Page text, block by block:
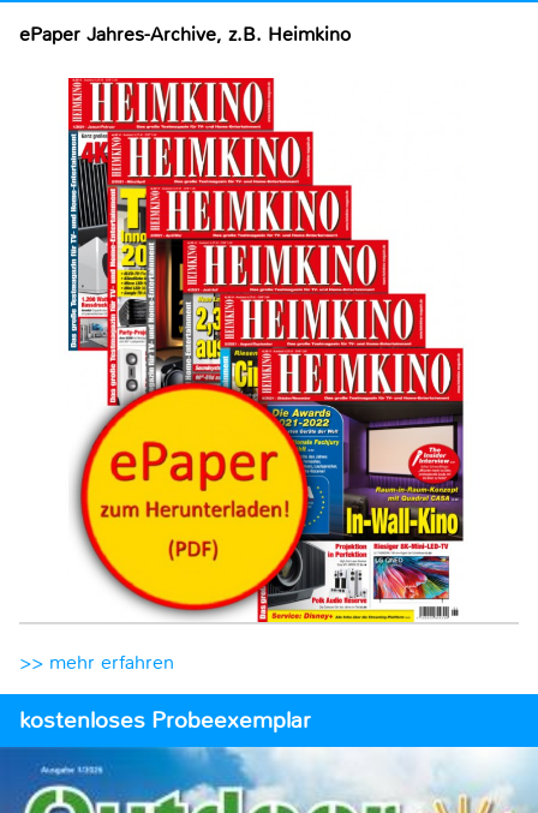
ePaper Jahres-Archive, z.B. Heimkino
>> mehr erfahren
kostenloses Probeexemplar